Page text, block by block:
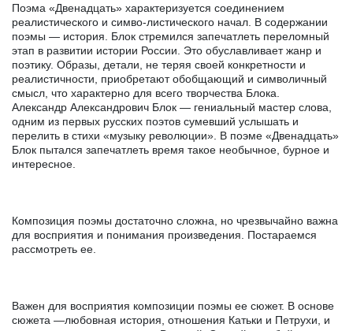
Поэма «Двенадцать» характеризуется соединением
реалистического и симво-листического начал. В содержании
поэмы — история. Блок стремился запечатлеть переломный
этап в развитии истории России. Это обуславливает жанр и
поэтику. Образы, детали, не теряя своей конкретности и
реалистичности, приобретают обобщающий и символичный
смысл, что характерно для всего творчества Блока.
Александр Александрович Блок — гениальный мастер слова,
одним из первых русских поэтов сумевший услышать и
перелить в стихи «музыку революции». В поэме «Двенадцать»
Блок пытался запечатлеть время такое необычное, бурное и
интересное.
Композиция поэмы достаточно сложна, но чрезвычайно важна
для восприятия и понимания произведения. Постараемся
рассмотреть ее.
Важен для восприятия композиции поэмы ее сюжет. В основе
сюжета —любовная история, отношения Катьки и Петрухи, и